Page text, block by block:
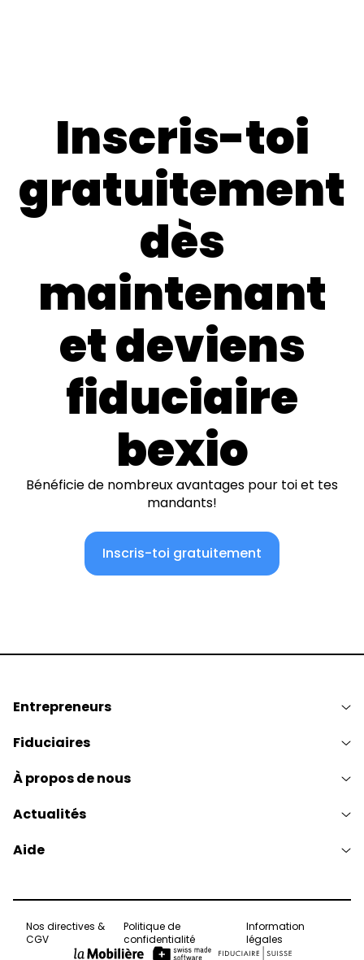
Inscris-toi
gratuitement
dès
maintenant
et deviens
fiduciaire
bexio
Bénéficie de nombreux avantages pour toi et tes
mandants!
Inscris-toi gratuitement
Entrepreneurs
Fiduciaires
À propos de nous
Actualités
Aide
Nos directives &
CGV
Politique de
confidentialité
Information
légales